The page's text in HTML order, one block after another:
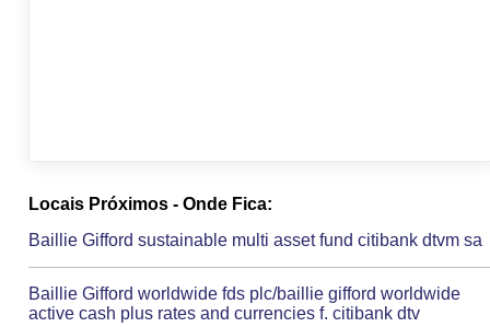
Locais Próximos - Onde Fica:
Baillie Gifford sustainable multi asset fund citibank dtvm sa
Baillie Gifford worldwide fds plc/baillie gifford worldwide
active cash plus rates and currencies f. citibank dtv